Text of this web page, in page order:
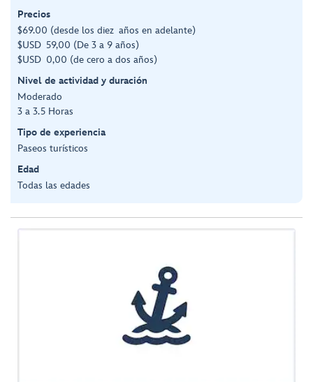
Precios
$69.00 (desde los diez años en adelante)
$USD 59,00 (De 3 a 9 años)
$USD 0,00 (de cero a dos años)
Nivel de actividad y duración
Moderado
3 a 3.5 Horas
Tipo de experiencia
Paseos turísticos
Edad
Todas las edades